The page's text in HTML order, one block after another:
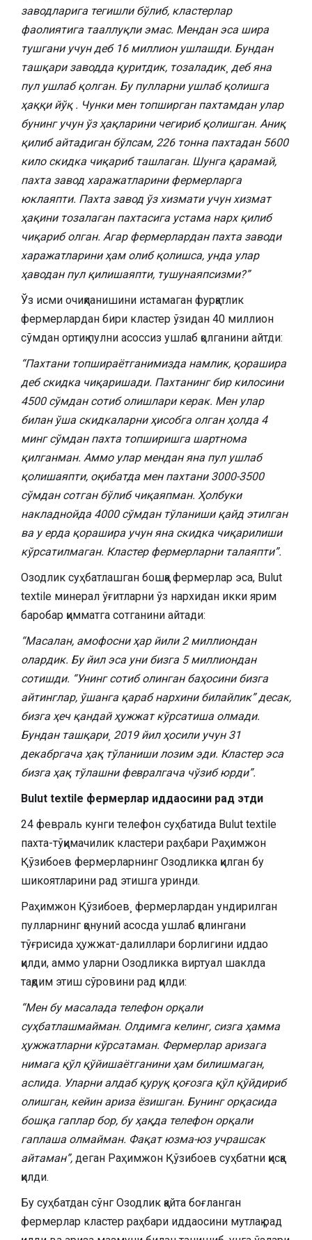
заводларига тегишли бўлиб, кластерлар
фаолиятига тааллуқли эмас. Мендан эса шира
тушгани учун деб 16 миллион ушлашди. Бундан
ташқари заводда қуритдик, тозаладик¸ деб яна
пул ушлаб қолган. Бу пулларни ушлаб қолишга
ҳаққи йўқ . Чунки мен топширган пахтамдан улар
бунинг учун ўз ҳақларини чегириб қолишган. Аниқ
қилиб айтадиган бўлсам, 226 тонна пахтадан 5600
кило скидка чиқариб ташлаган. Шунга қарамай,
пахта завод харажатларини фермерларга
юклаяпти. Пахта завод ўз хизмати учун хизмат
ҳақини тозалаган пахтасига устама нарх қилиб
чиқариб олган. Агар фермерлардан пахта заводи
харажатларини ҳам олиб қолишса, унда улар
ҳаводан пул қилишаяпти, тушунаяпсизми?”
Ўз исми очиқланишини истамаган фурқатлик
фермерлардан бири кластер ўзидан 40 миллион
сўмдан ортиқ пулни асоссиз ушлаб қолганини айтди:
“Пахтани топшираётганимизда намлик, қорашира
деб скидка чиқаришади. Пахтанинг бир килосини
4500 сўмдан сотиб олишлари керак. Мен улар
билан ўша скидкаларни ҳисобга олган ҳолда 4
минг сўмдан пахта топширишга шартнома
қилганман. Аммо улар мендан яна пул ушлаб
қолишаяпти, оқибатда мен пахтани 3000-3500
сўмдан сотган бўлиб чиқаяпман. Ҳолбуки
накладнойда 4000 сўмдан тўланиши қайд этилган
ва у ерда қорашира учун яна скидка чиқарилиши
кўрсатилмаган. Кластер фермерларни талаяпти”.
Озодлик суҳбатлашган бошқа фермерлар эса, Bulut
textile минерал ўғитларни ўз нархидан икки ярим
баробар қимматга сотганини айтади:
“Масалан, амофосни ҳар йили 2 миллиондан
олардик. Бу йил эса уни бизга 5 миллиондан
сотишди. “Унинг сотиб олинган баҳосини бизга
айтинглар, ўшанга қараб нархини билайлик” десак,
бизга ҳеч қандай ҳужжат кўрсатиша олмади.
Бундан ташқари¸ 2019 йил ҳосили учун 31
декабргача ҳақ тўланиши лозим эди. Кластер эса
бизга ҳақ тўлашни февралгача чўзиб юрди”.
Bulut textile фермерлар иддаосини рад этди
24 февраль кунги телефон суҳбатида Bulut textile
пахта-тўқимачилик кластери раҳбари Раҳимжон
Қўзибоев фермерларнинг Озодликка қилган бу
шикоятларини рад этишга уринди.
Раҳимжон Қўзибоев¸ фермерлардан ундирилган
пулларнинг қонуний асосда ушлаб қолингани
тўғрисида ҳужжат-далиллари борлигини иддао
қилди, аммо уларни Озодликка виртуал шаклда
тақдим этиш сўровини рад қилди:
“Мен бу масалада телефон орқали
суҳбатлашмайман. Олдимга келинг, сизга ҳамма
ҳужжатларни кўрсатаман. Фермерлар аризага
нимага қўл қўйишаётганини ҳам билишмаган,
аслида. Уларни алдаб қуруқ қоғозга қўл қўйдириб
олишган, кейин ариза ёзишган. Бунинг орқасида
бошқа гаплар бор, бу ҳақда телефон орқали
гаплаша олмайман. Фақат юзма-юз учрашсак
айтаман”, деган Раҳимжон Қўзибоев суҳбатни қисқа
қилди.
Бу суҳбатдан сўнг Озодлик қайта боғланган
фермерлар кластер раҳбари иддаосини мутлақ рад